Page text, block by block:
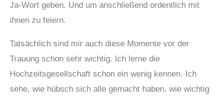
Ja-Wort geben. Und um anschließend ordentlich mit
ihnen zu feiern.
Tatsächlich sind mir auch diese Momente vor der
Trauung schon sehr wichtig. Ich lerne die
Hochzeitsgesellschaft schon ein wenig kennen. Ich
sehe, wie hübsch sich alle gemacht haben, wie wichtig